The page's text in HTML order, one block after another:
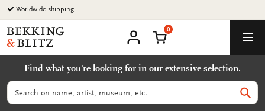
Go
to
content
Worldwide shipping
Bekking
&
Uitgevers
B.V.
account
Shopping Cart
0
Find what you're looking for in our extensive selection.
Search